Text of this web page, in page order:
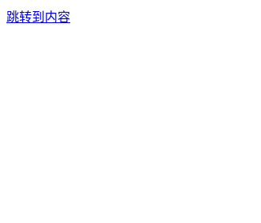
跳转到内容